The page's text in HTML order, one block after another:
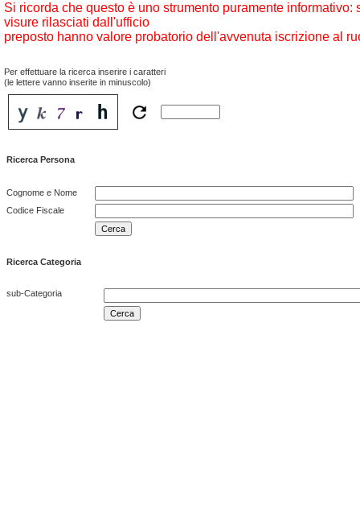
Si ricorda che questo è uno strumento puramente informativo:
visure rilasciati dall'ufficio
preposto hanno valore probatorio dell'avvenuta iscrizione al
Per effettuare la ricerca inserire i caratteri
(le lettere vanno inserite in minuscolo)
Ricerca Persona
Cognome e Nome
Codice Fiscale
Ricerca Categoria
sub-Categoria